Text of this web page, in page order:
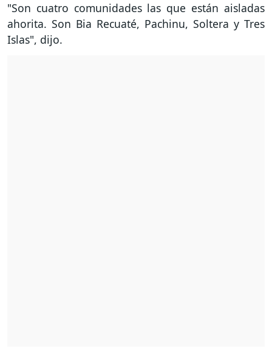
"Son cuatro comunidades las que están aisladas
ahorita. Son Bia Recuaté, Pachinu, Soltera y Tres
Islas", dijo.